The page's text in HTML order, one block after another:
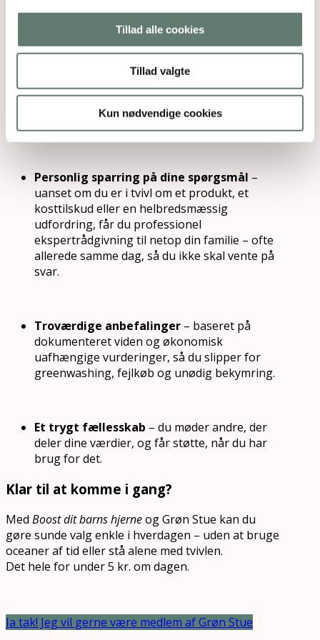
Tillad alle cookies
Tillad valgte
Kun nødvendige cookies
Som medlem får du …
Alt samlet ét sted– over 150 shoppeguides
og trin-for-trin løsninger, så du kan gå fra
tvivl til handling her og nu.
Personlig sparring på dine spørgsmål –
uanset om du er i tvivl om et produkt, et
kosttilskud eller en helbredsmæssig
udfordring, får du professionel
ekspertrådgivning til netop din familie – ofte
allerede samme dag, så du ikke skal vente på
svar.
Troværdige anbefalinger – baseret på
dokumenteret viden og økonomisk
uafhængige vurderinger, så du slipper for
greenwashing, fejlkøb og unødig bekymring.
Et trygt fællesskab – du møder andre, der
deler dine værdier, og får støtte, når du har
brug for det.
Klar til at komme i gang?
Med Boost dit barns hjerneog Grøn Stue kan du
gøre sunde valg enkle i hverdagen – uden at bruge
oceaner af tid eller stå alene med tvivlen.
Det hele for under 5 kr. om dagen.
Ja tak! Jeg vil gerne være medlem af Grøn Stue